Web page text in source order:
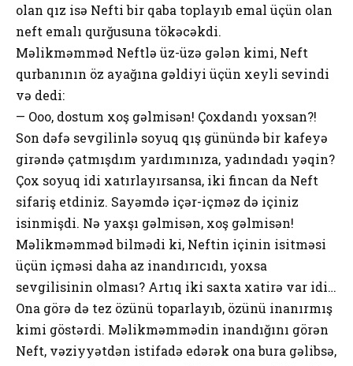
olan qız isə Nefti bir qaba toplayıb emal üçün olan
neft emalı qurğusuna tökəcəkdi.
Məlikməmməd Neftlə üz-üzə gələn kimi, Neft
qurbanının öz ayağına gəldiyi üçün xeyli sevindi
və dedi:
— Ooo, dostum xoş gəlmisən! Çoxdandı yoxsan?!
Son dəfə sevgilinlə soyuq qış günündə bir kafeyə
girəndə çatmışdım yardımınıza, yadındadı yəqin?
Çox soyuq idi xatırlayırsansa, iki fincan da Neft
sifariş etdiniz. Sayəmdə içər-içməz də içiniz
isinmişdi. Nə yaxşı gəlmisən, xoş gəlmisən!
Məlikməmməd bilmədi ki, Neftin içinin isitməsi
üçün içməsi daha az inandırıcıdı, yoxsa
sevgilisinin olması? Artıq iki saxta xatirə var idi…
Ona görə də tez özünü toparlayıb, özünü inanırmış
kimi göstərdi. Məlikməmmədin inandığını görən
Neft, vəziyyətdən istifadə edərək ona bura gəlibsə,